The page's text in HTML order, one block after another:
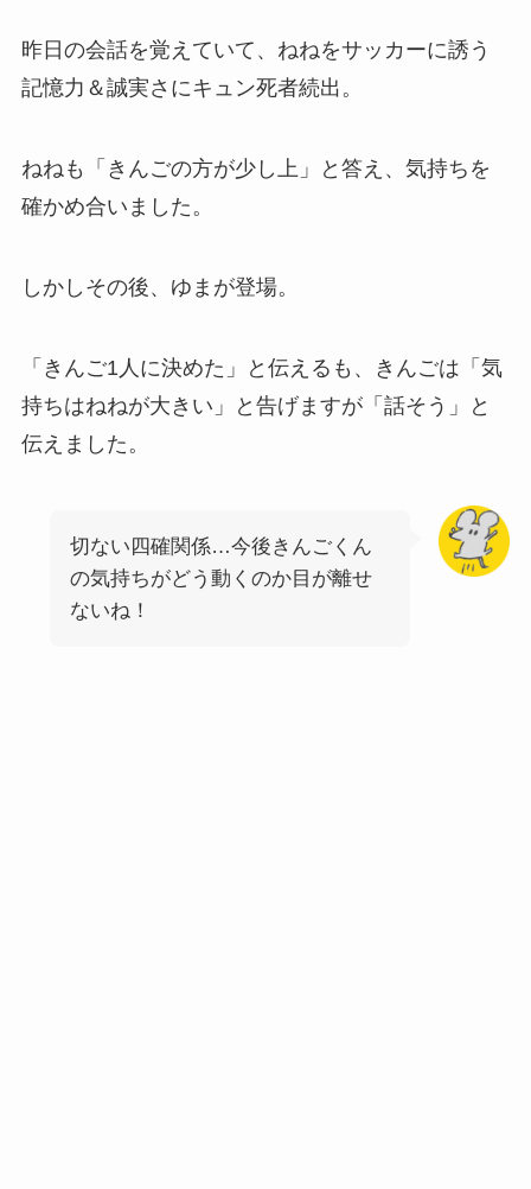
昨日の会話を覚えていて、ねねをサッカーに誘う
記憶力＆誠実さにキュン死者続出。
ねねも「きんごの方が少し上」と答え、気持ちを
確かめ合いました。
しかしその後、ゆまが登場。
「きんご1人に決めた」と伝えるも、きんごは「気
持ちはねねが大きい」と告げますが「話そう」と
伝えました。
切ない四確関係…今後きんごくん
の気持ちがどう動くのか目が離せ
ないね！